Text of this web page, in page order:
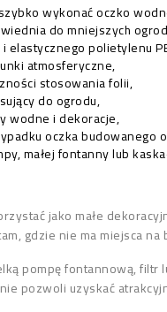
wykonać oczko
do mniejszych
elastycznego polietylenu
atmosferyczne,
stosowania folii,
do ogrodu,
wodne i dekoracje,
oczka budowanego
małej fontanny lub
jako małe
gdzie nie ma miejsca
pompę fontannową,
pozwoli uzyskać